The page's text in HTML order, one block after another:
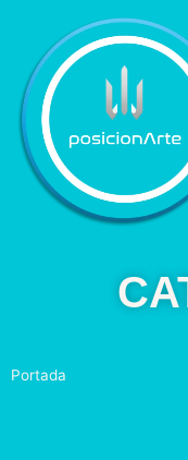
Portada